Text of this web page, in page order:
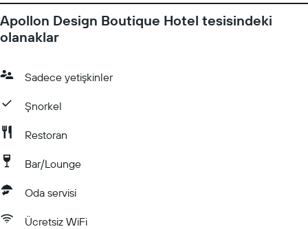
Apollon Design Boutique Hotel tesisindeki
olanaklar
Sadece yetişkinler
Şnorkel
Restoran
Bar/Lounge
Oda servisi
Ücretsiz WiFi